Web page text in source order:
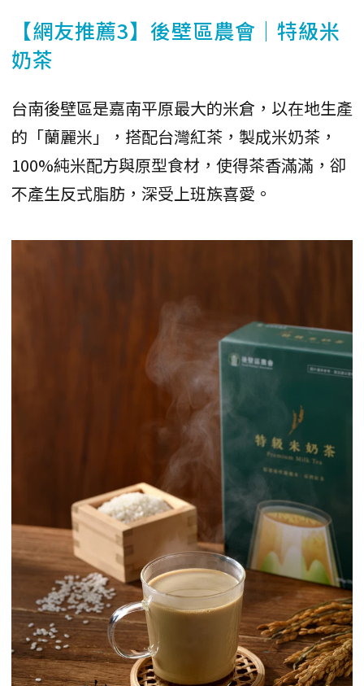
【網友推薦3】後壁區農會｜特級米
奶茶
台南後壁區是嘉南平原最大的米倉，以在地生產
的「蘭麗米」，搭配台灣紅茶，製成米奶茶，
100%純米配方與原型食材，使得茶香滿滿，卻
不產生反式脂肪，深受上班族喜愛。